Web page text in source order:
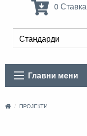
0 Ставка
Главни мени
ПРОЈЕКТИ